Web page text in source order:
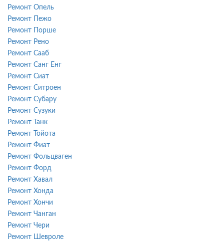
Ремонт Опель
Ремонт Пежо
Ремонт Порше
Ремонт Рено
Ремонт Сааб
Ремонт Санг Енг
Ремонт Сиат
Ремонт Ситроен
Ремонт Субару
Ремонт Сузуки
Ремонт Танк
Ремонт Тойота
Ремонт Фиат
Ремонт Фольцваген
Ремонт Форд
Ремонт Хавал
Ремонт Хонда
Ремонт Хончи
Ремонт Чанган
Ремонт Чери
Ремонт Шевроле